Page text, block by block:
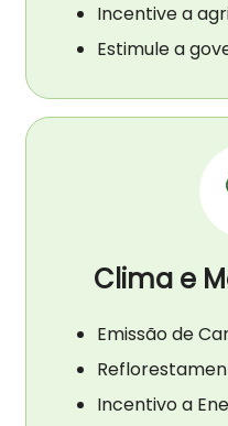
Incentive a
Estimule a
Clima e
Emissão de
Incentivo a